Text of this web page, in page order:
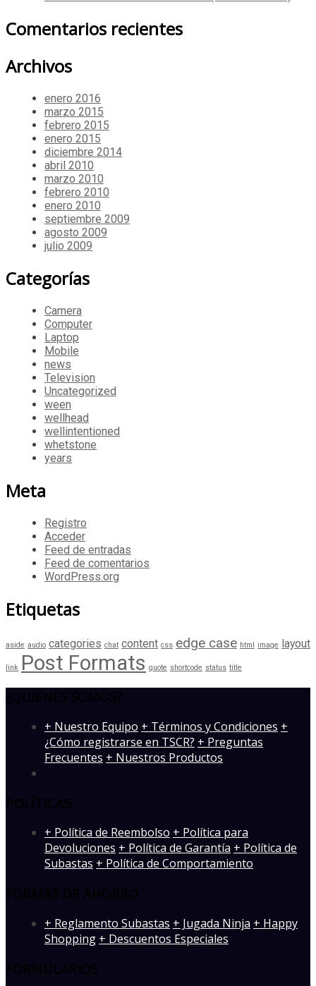
Comentarios recientes
Archivos
enero 2016
marzo 2015
febrero 2015
enero 2015
diciembre 2014
abril 2010
marzo 2010
febrero 2010
enero 2010
septiembre 2009
agosto 2009
julio 2009
Categorías
Camera
Computer
Laptop
Mobile
news
Television
Uncategorized
ween
wellhead
wellintentioned
whetstone
years
Meta
Registro
Acceder
Feed de entradas
Feed de comentarios
WordPress.org
Etiquetas
aside audio categories chat content css edge case html image layout
link Post Formats quote shortcode status title
­+ Nuestro Equipo + Términos y Condiciones +
¿Cómo registrarse en TSCR? + Preguntas
Frecuentes + Nuestros Productos
+ Política de Reembolso + Política para
Devoluciones + Política de Garantía + Política de
Subastas + Política de Comportamiento
+ Reglamento Subastas + Jugada Ninja + Happy
Shopping + Descuentos Especiales